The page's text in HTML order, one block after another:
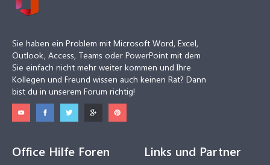
Sie haben ein Problem mit Microsoft Word, Excel,
Outlook, Access, Teams oder PowerPoint mit dem
Sie einfach nicht mehr weiter kommen und Ihre
Kollegen und Freund wissen auch keinen Rat? Dann
bist du in unserem Forum richtig!
Office Hilfe Foren Links und Partner